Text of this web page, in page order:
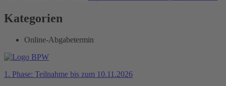
Kategorien
Online-Abgabetermin
1. Phase: Teilnahme bis zum 10.11.2026